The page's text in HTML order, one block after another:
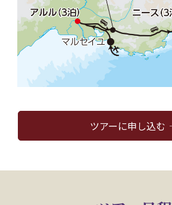
ツアーに申し込む